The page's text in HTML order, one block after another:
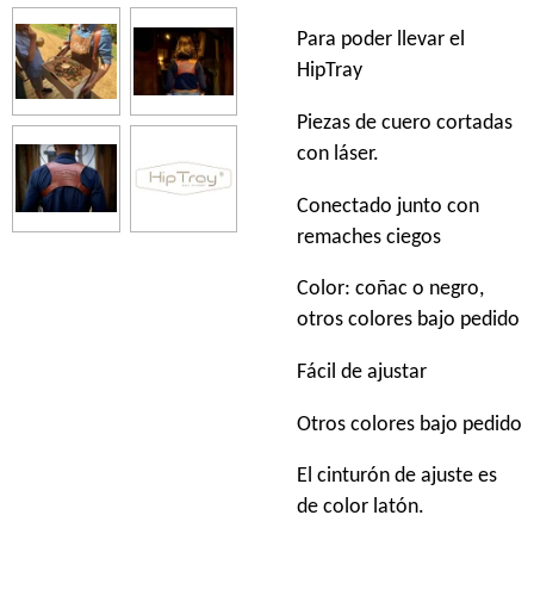
Para poder llevar el
HipTray
Piezas de cuero cortadas
con láser.
Conectado junto con
remaches ciegos
Color: coñac o negro,
otros colores bajo pedido
Fácil de ajustar
Otros colores bajo pedido
El cinturón de ajuste es
de color latón.